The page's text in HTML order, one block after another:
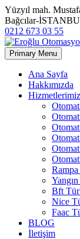
Yüzyıl mah.
Bağcılar-
0212 673 03 55
Primary Menu
Ana Sayfa
Hakkımızda
Hizmetlerimiz
Yangın
Bft
Nice
Faac
BLOG
İletişim